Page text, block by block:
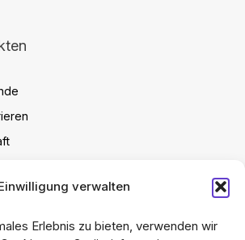
verwalten
Erlebnis zu bieten, verwenden wir